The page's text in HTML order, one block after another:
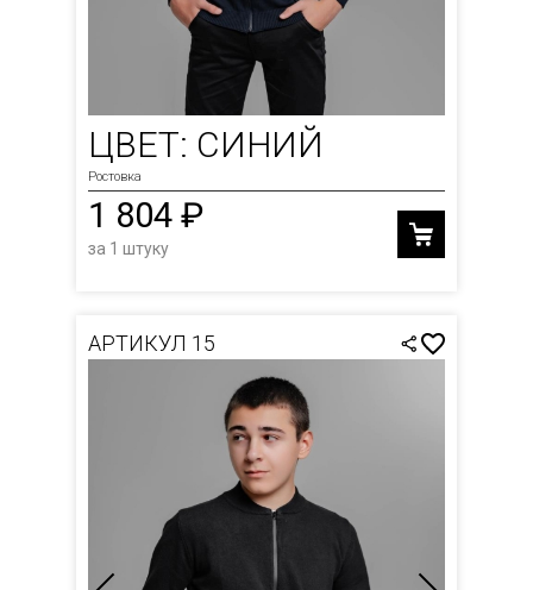
ЦВЕТ: СИНИЙ
Ростовка
1 804 ₽
за 1 штуку
АРТИКУЛ 15